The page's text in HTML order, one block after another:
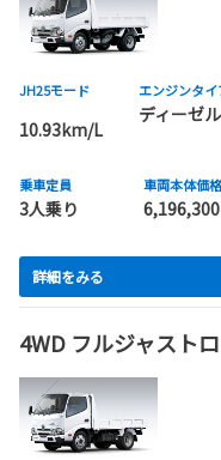
JH25モード
10.93km/L
エンジンタイ
ディーゼル
乗車定員
3人乗り
車両本体価
詳細をみる
4WD フルジャスト